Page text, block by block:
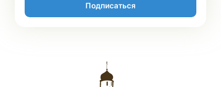
Подписаться